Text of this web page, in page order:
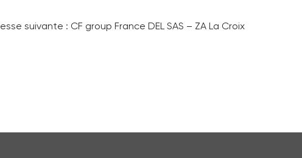
suivante : CF group France DEL SAS – ZA La Croix